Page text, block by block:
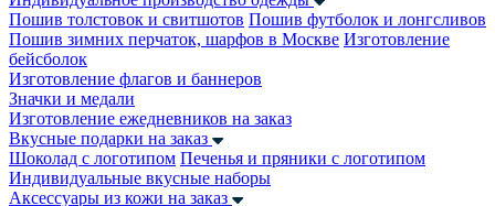
Пошив толстовок и свитшотов Пошив футболок и лонгсливов
Пошив зимних перчаток, шарфов в Москве Изготовление
бейсболок
Изготовление флагов и баннеров
Значки и медали
Изготовление ежедневников на заказ
Вкусные подарки на заказ
Шоколад с логотипом Печенья и пряники с логотипом
Индивидуальные вкусные наборы
Аксессуары из кожи на заказ